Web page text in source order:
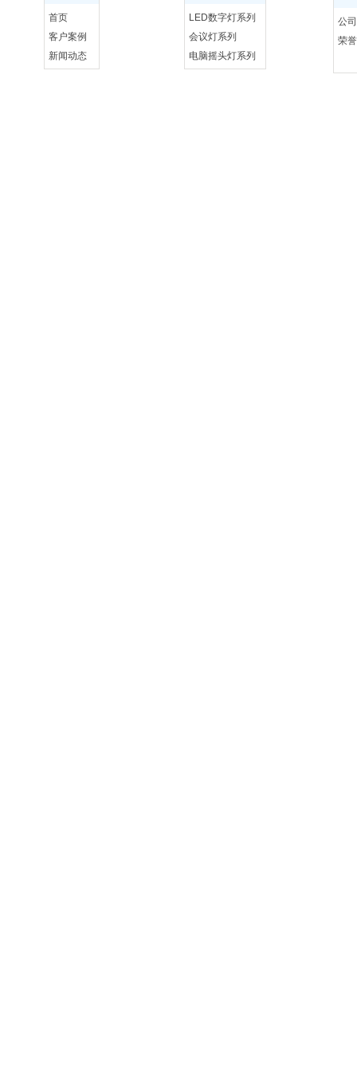
首页
客户案例
新闻动态
LED数字灯系列
会议灯系列
电脑摇头灯系列
公
荣